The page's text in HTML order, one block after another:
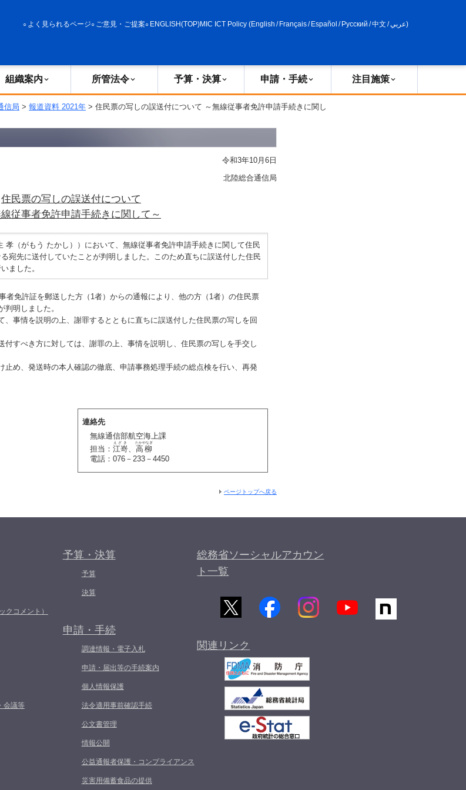
よく見られるページ ご意見・ご提案 ENGLISH(TOP)MIC ICT Policy (English / Français/ Español / Русский /中文 /عربي)
組織案内 所管法令 予算・決算 申請・手続 注目施策
信局 > 報道資料 2021年 > 住民票の写しの誤送付について ～無線従事者免許申請手続きに関し
令和3年10月6日
北陸総合通信局
住民票の写しの誤送付について
線従事者免許申請手続きに関して～
（がもう たかし））において、無線従事者免許申請手続きに関して住民
宛先に送付していたことが判明しました。このため直ちに誤送付した住民
ました。
者免許証を郵送した方（1者）からの通報により、他の方（1者）の住民票
明しました。
事情を説明の上、謝罪するとともに直ちに誤送付した住民票の写しを回
すべき方に対しては、謝罪の上、事情を説明し、住民票の写しを手交し
め、発送時の本人確認の徹底、申請事務処理手続の総点検を行い、再発
連絡先
無線通信部航空海上課
担当： 江嵜
えざき
、 高柳
たかやなぎ
電話：076－233－4450
ページトップへ戻る
クコメント）
会議等
予算・決算
予算
決算
申請・手続
調達情報・電子入札
申請・届出等の手続案内
個人情報保護
法令適用事前確認手続
公文書管理
情報公開
公益通報者保護・コンプライアンス
災害用備蓄食品の提供
総務省ソーシャルアカウン
ト一覧
関連リンク